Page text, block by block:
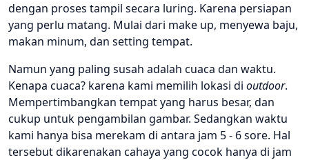
dengan proses tampil secara luring. Karena persiapan
yang perlu matang. Mulai dari make up, menyewa baju,
makan minum, dan setting tempat.
Namun yang paling susah adalah cuaca dan waktu.
Kenapa cuaca? karena kami memilih lokasi di outdoor.
Mempertimbangkan tempat yang harus besar, dan
cukup untuk pengambilan gambar. Sedangkan waktu
kami hanya bisa merekam di antara jam 5 - 6 sore. Hal
tersebut dikarenakan cahaya yang cocok hanya di jam